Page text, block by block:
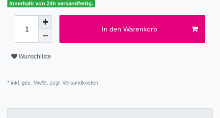
Innerhalb von 24h versandfertig.
In den Warenkorb
Wunschliste
* inkl. ges. MwSt. zzgl. Versandkosten